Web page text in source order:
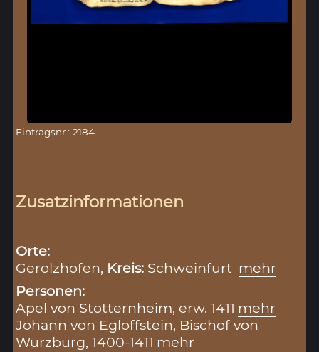
Eintragsnr.: 2184
Zusatzinformationen
Orte:
Gerolzhofen, Kreis: Schweinfurt mehr
Personen:
Apel von Stotternheim, erw. 1411 mehr
Johann von Egloffstein, Bischof von
Würzburg, 1400-1411 mehr